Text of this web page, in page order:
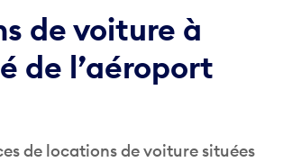
de voiture à
de l’aéroport
de locations de voiture situées